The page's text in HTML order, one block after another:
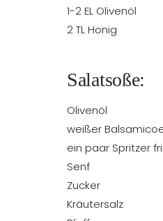
1-2 EL Olivenöl
2 TL Honig
Salatsoße:
Olivenöl
weißer
ein paar Spritzer
Senf
Zucker
Kräutersalz